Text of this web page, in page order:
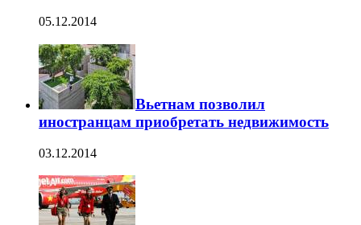
05.12.2014
Вьетнам позволил
иностранцам приобретать недвижимость
03.12.2014